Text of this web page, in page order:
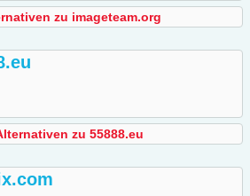
zu imageteam.org
zu 55888.eu